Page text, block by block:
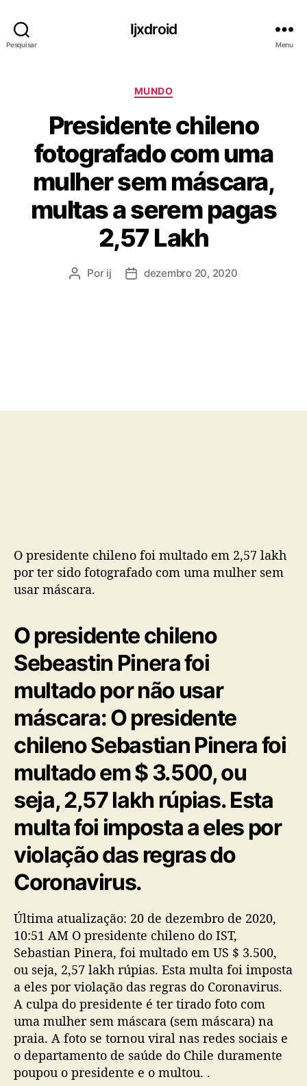
Pesquisar
Ijxdroid
Menu
C
t
e
g
o
r
i
a
MUNDO
Presidente chileno
fotografado com uma
mulher sem máscara,
multas a serem pagas
2,57 Lakh
A
s
Por ij
D
l
dezembro 20, 2020
O presidente chileno foi multado em 2,57 lakh
por ter sido fotografado com uma mulher sem
usar máscara.
O presidente chileno
Sebeastin Pinera foi
multado por não usar
máscara: O presidente
chileno Sebastian Pinera foi
multado em $ 3.500, ou
seja, 2,57 lakh rúpias. Esta
multa foi imposta a eles por
violação das regras do
Coronavirus.
Última atualização: 20 de dezembro de 2020,
10:51 AM O presidente chileno do IST,
Sebastian Pinera, foi multado em US $ 3.500,
ou seja, 2,57 lakh rúpias. Esta multa foi imposta
a eles por violação das regras do Coronavirus.
A culpa do presidente é ter tirado foto com
uma mulher sem máscara (sem máscara) na
praia. A foto se tornou viral nas redes sociais e
o departamento de saúde do Chile duramente
poupou o presidente e o multou. .